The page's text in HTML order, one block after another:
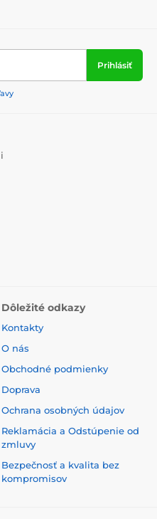
Prihlásiť
Dôležité odkazy
Kontakty
O nás
Obchodné podmienky
Doprava
Ochrana osobných údajov
Reklamácia a Odstúpenie od
zmluvy
Bezpečnosť a kvalita bez
kompromisov